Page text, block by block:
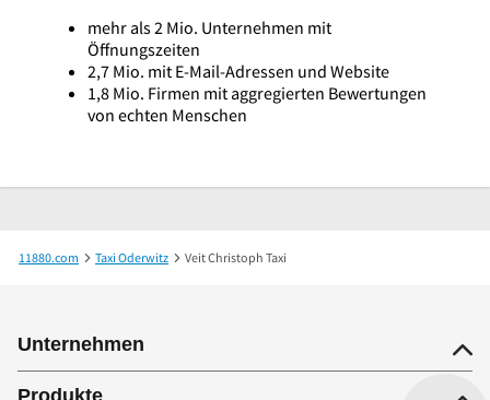
mehr als 2 Mio. Unternehmen mit
Öffnungszeiten
2,7 Mio. mit E-Mail-Adressen und Website
1,8 Mio. Firmen mit aggregierten Bewertungen
von echten Menschen
11880.com Taxi Oderwitz Veit Christoph Taxi
Unternehmen
Produkte